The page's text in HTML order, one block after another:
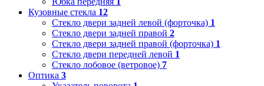
Кузовные стекла 12
Стекло двери задней левой (форточка) 1
Стекло двери задней правой 2
Стекло двери задней правой (форточка) 1
Стекло двери передней левой 1
Стекло лобовое (ветровое) 7
Оптика 3